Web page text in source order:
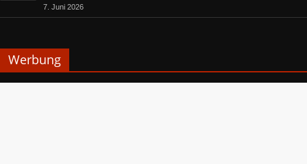
7. Juni 2026
Werbung